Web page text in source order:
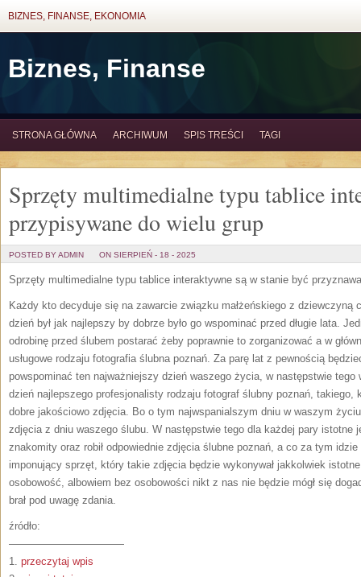
BIZNES, FINANSE, EKONOMIA
Biznes, Finanse
STRONA GŁÓWNA ARCHIWUM SPIS TREŚCI TAGI
Sprzęty multimedialne typu tablice
przypisywane do wielu grup
POSTED BY ADMIN ON SIERPIEŃ - 18 - 2025
Sprzęty multimedialne typu tablice interaktywne są w stanie być
Każdy kto decyduje się na zawarcie związku małżeńskiego z
dzień był jak najlepszy by dobrze było go wspominać przed długie lata.
odrobinę przed ślubem postarać żeby poprawnie to zorganizować a w
usługowe rodzaju fotografia ślubna poznań. Za parę lat z pewnością
powspominać ten najważniejszy dzień waszego życia, w następstwie
dzień najlepszego profesjonalisty rodzaju fotograf ślubny poznań, takiego,
dobre jakościowo zdjęcia. Bo o tym najwspanialszym dniu w waszym
zdjęcia z dniu waszego ślubu. W następstwie tego dla każdej pary istotne
znakomity oraz robił odpowiednie zdjęcia ślubne poznań, a co za tym
imponujący sprzęt, który takie zdjęcia będzie wykonywał jakkolwiek
osobowość, albowiem bez osobowości nikt z nas nie będzie mógł się
brał pod uwagę zdania.
źródło:
———————————
1. przeczytaj wpis